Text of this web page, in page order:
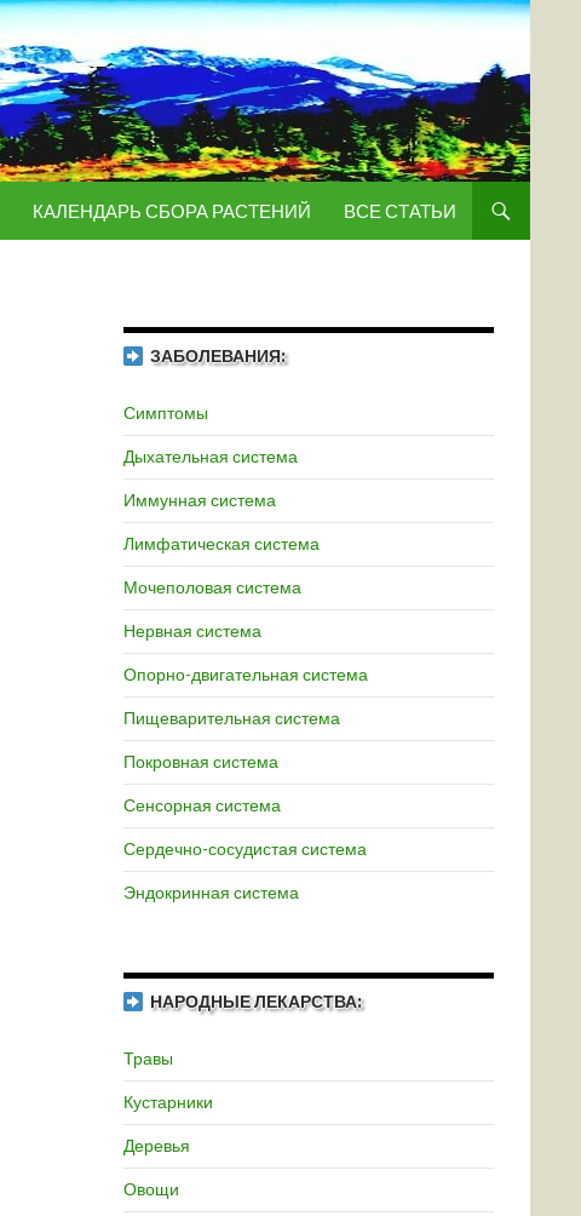
КАЛЕНДАРЬ СБОРА РАСТЕНИЙ ВСЕ СТАТЬИ
ЗАБОЛЕВАНИЯ:
Симптомы
Дыхательная система
Иммунная система
Лимфатическая система
Мочеполовая система
Нервная система
Опорно-двигательная система
Пищеварительная система
Покровная система
Сенсорная система
Сердечно-сосудистая система
Эндокринная система
НАРОДНЫЕ ЛЕКАРСТВА:
Травы
Кустарники
Деревья
Овощи